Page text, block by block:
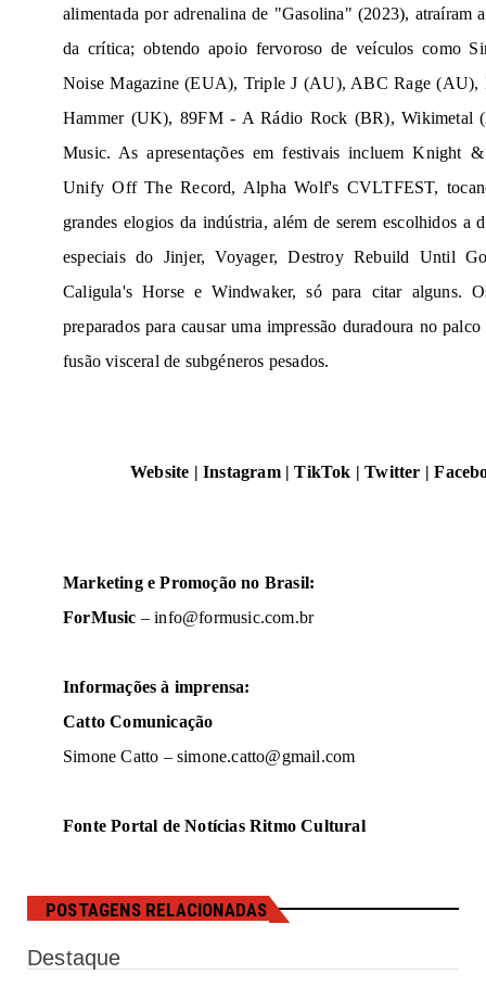
alimentada por adrenalina de "Gasolina" (2023), atraíram
da crítica; obtendo apoio fervoroso de veículos como
Noise Magazine (EUA), Triple J (AU), ABC Rage
Hammer (UK), 89FM - A Rádio Rock (BR), Wikimetal
Music. As apresentações em festivais incluem Knight
Unify Off The Record, Alpha Wolf's CVLTFEST,
grandes elogios da indústria, além de serem escolhidos a
especiais do Jinjer, Voyager, Destroy Rebuild Until
Caligula's Horse e Windwaker, só para citar alguns.
preparados para causar uma impressão duradoura no
fusão visceral de subgéneros pesados.
Website |Instagram |TikTok |Twitter |
Marketing e Promoção no Brasil:
ForMusic –info@formusic.com.br
Informações à imprensa:
Catto Comunicação
Simone Catto – simone.catto@gmail.com
Fonte Portal de Notícias Ritmo Cultural
POSTAGENS RELACIONADAS
Destaque